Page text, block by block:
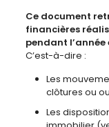
Ce document
financières
pendant l’année
C’est-à-dire :
Les
clôtures ou
Les